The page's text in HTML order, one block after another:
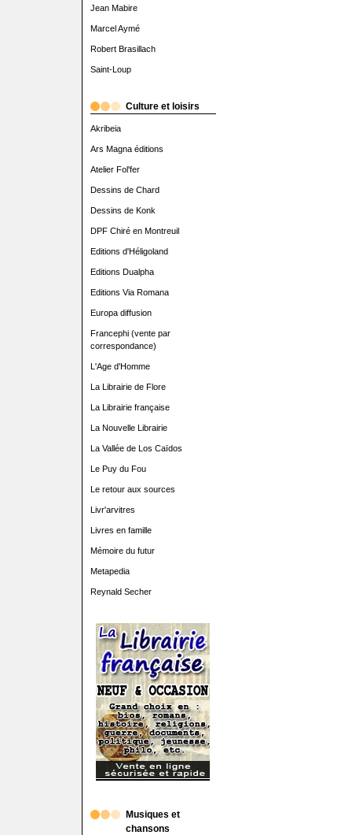
Jean Mabire
Marcel Aymé
Robert Brasillach
Saint-Loup
Culture et loisirs
Akribeia
Ars Magna éditions
Atelier Fol'fer
Dessins de Chard
Dessins de Konk
DPF Chiré en Montreuil
Editions d'Héligoland
Editions Dualpha
Editions Via Romana
Europa diffusion
Francephi (vente par
correspondance)
L'Age d'Homme
La Librairie de Flore
La Librairie française
La Nouvelle Librairie
La Vallée de Los Caïdos
Le Puy du Fou
Le retour aux sources
Livr'arvitres
Livres en famille
Mémoire du futur
Metapedia
Reynald Secher
Musiques et
chansons